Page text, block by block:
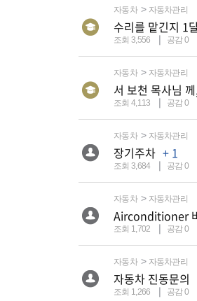
자동차 자동차관리
수리를 맡긴지 1
조회 3,556 공감 0
자동차 자동차관리
서 보천 목사님
조회 4,113 공감 0
자동차 자동차관리
장기주차 + 1
조회 3,684 공감 0
자동차 자동차관리
Airconditioner
조회 1,702 공감 0
자동차 자동차관리
자동차 진동문의
조회 1,266 공감 0